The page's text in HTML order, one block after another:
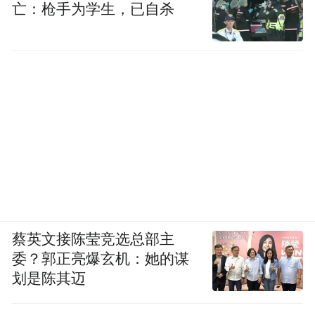
亡：枪手为学生，已自杀
蔡英文接陈莹竞选总部主
委？郭正亮爆玄机：她的谋
划是陈其迈